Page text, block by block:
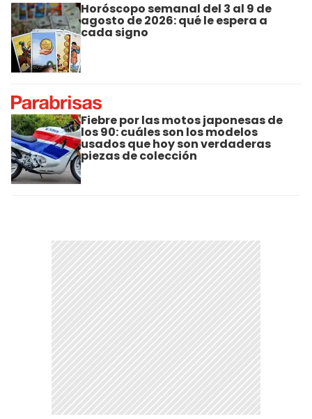
Horóscopo semanal del 3 al 9 de
agosto de 2026: qué le espera a
cada signo
Fiebre por las motos japonesas de
los 90: cuáles son los modelos
usados que hoy son verdaderas
piezas de colección